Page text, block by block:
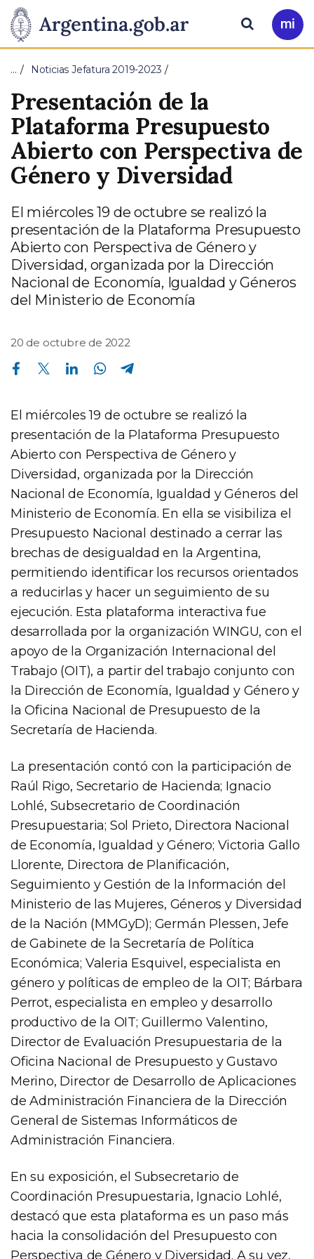
Presidencia
de
la
Nación
Pasar al contenido principal
Ir
a
Buscar
… Noticias Jefatura 2019-2023
Presentación de la
Plataforma Presupuesto
Abierto con Perspectiva de
Género y Diversidad
El miércoles 19 de octubre se realizó la
presentación de la Plataforma Presupuesto
Abierto con Perspectiva de Género y
Diversidad, organizada por la Dirección
Nacional de Economía, Igualdad y Géneros
del Ministerio de Economía
20 de octubre de 2022
Compartir en Facebook Compartir en Twitter Compartir en Linkedin Compartir en Whatsapp
El miércoles 19 de octubre se realizó la
presentación de la Plataforma Presupuesto
Abierto con Perspectiva de Género y
Diversidad, organizada por la Dirección
Nacional de Economía, Igualdad y Géneros del
Ministerio de Economía. En ella se visibiliza el
Presupuesto Nacional destinado a cerrar las
brechas de desigualdad en la Argentina,
permitiendo identificar los recursos orientados
a reducirlas y hacer un seguimiento de su
ejecución. Esta plataforma interactiva fue
desarrollada por la organización WINGU, con el
apoyo de la Organización Internacional del
Trabajo (OIT), a partir del trabajo conjunto con
la Dirección de Economía, Igualdad y Género y
la Oficina Nacional de Presupuesto de la
Secretaría de Hacienda.
La presentación contó con la participación de
Raúl Rigo, Secretario de Hacienda; Ignacio
Lohlé, Subsecretario de Coordinación
Presupuestaria; Sol Prieto, Directora Nacional
de Economía, Igualdad y Género; Victoria Gallo
Llorente, Directora de Planificación,
Seguimiento y Gestión de la Información del
Ministerio de las Mujeres, Géneros y Diversidad
de la Nación (MMGyD); Germán Plessen, Jefe
de Gabinete de la Secretaría de Política
Económica; Valeria Esquivel, especialista en
género y políticas de empleo de la OIT; Bárbara
Perrot, especialista en empleo y desarrollo
productivo de la OIT; Guillermo Valentino,
Director de Evaluación Presupuestaria de la
Oficina Nacional de Presupuesto y Gustavo
Merino, Director de Desarrollo de Aplicaciones
de Administración Financiera de la Dirección
General de Sistemas Informáticos de
Administración Financiera.
En su exposición, el Subsecretario de
Coordinación Presupuestaria, Ignacio Lohlé,
destacó que esta plataforma es un paso más
hacia la consolidación del Presupuesto con
Perspectiva de Género y Diversidad. A su vez,